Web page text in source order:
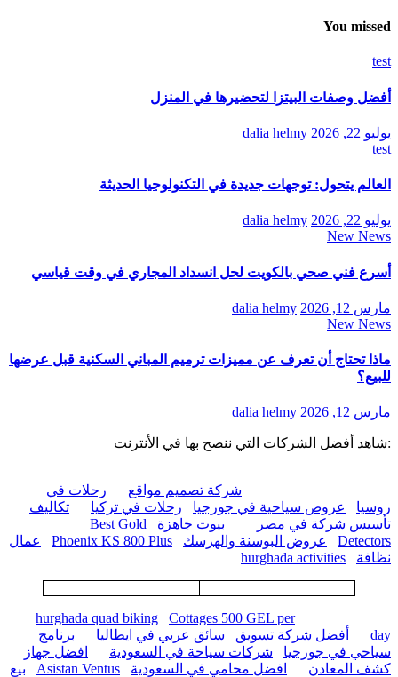
You missed
test
أفضل وصفات البيتزا لتحضيرها في المنزل
يوليو 22, 2026
dalia helmy
test
العالم يتحول: توجهات جديدة في التكنولوجيا الحديثة
يوليو 22, 2026
dalia helmy
New News
أسرع فني صحي بالكويت لحل انسداد المجاري في وقت قياسي
مارس 12, 2026
dalia helmy
New News
ماذا تحتاج أن تعرف عن مميزات ترميم المباني السكنية قبل عرضها
للبيع؟
مارس 12, 2026 dalia helmy
:شاهد أفضل الشركات التي ننصح بها في الأنترنت
شركة تصميم مواقع
رحلات في
روسيا
عروض سياحية في جورجيا رحلات في تركيا
تكاليف
تأسيس شركة في مصر
بيوت جاهزة
Best Gold
Detectors
عروض البوسنة والهرسك Phoenix KS 800 Plus
عمال
نظافة
hurghada activities
hurghada quad biking
Cottages 500 GEL per
day
أفضل شركة تسويق سائق عربي في ايطاليا
برنامج
سياحي في جورجيا
شركات سياحة في السعودية
افضل جهاز
كشف المعادن
افضل محامي في السعودية Asistan Ventus بيع